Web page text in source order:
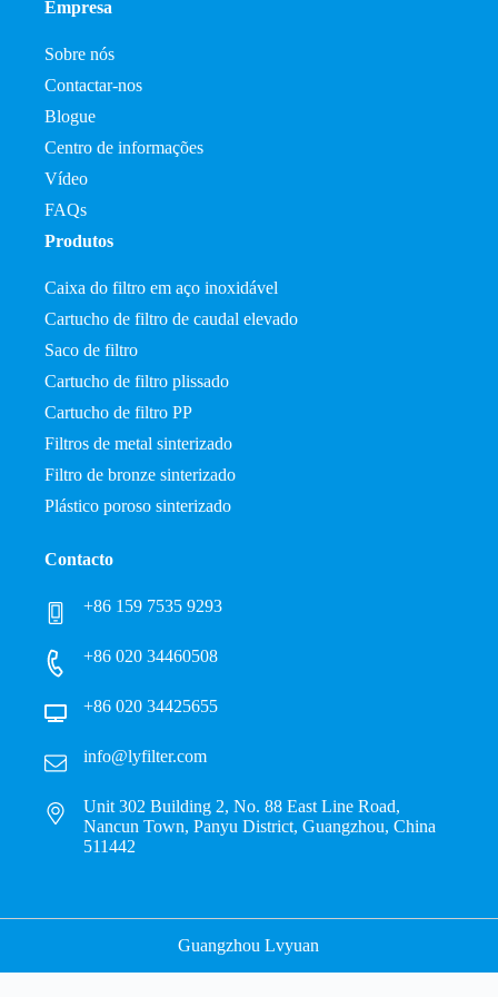
Empresa
Sobre nós
Contactar-nos
Blogue
Centro de informações
Vídeo
FAQs
Produtos
Caixa do filtro em aço inoxidável
Cartucho de filtro de caudal elevado
Saco de filtro
Cartucho de filtro plissado
Cartucho de filtro PP
Filtros de metal sinterizado
Filtro de bronze sinterizado
Plástico poroso sinterizado
Contacto
+86 159 7535 9293
+86 020 34460508
+86 020 34425655
info@lyfilter.com
Unit 302 Building 2, No. 88 East Line Road,
Nancun Town, Panyu District, Guangzhou, China
511442
Guangzhou Lvyuan